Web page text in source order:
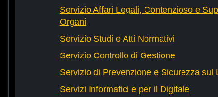
Servizio Affari Legali, Contenzioso e
Organi
Servizio Studi e Atti Normativi
Servizio Controllo di Gestione
Servizio di Prevenzione e Sicurezza sul
Servizi Informatici e per il Digitale